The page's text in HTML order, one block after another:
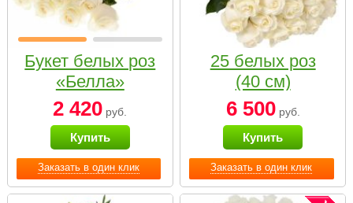
Заказать в один клик
Букет белых роз
«Белла»
2 420 руб.
Купить
Заказать в один клик
25 белых роз
(40 см)
6 500руб.
Купить